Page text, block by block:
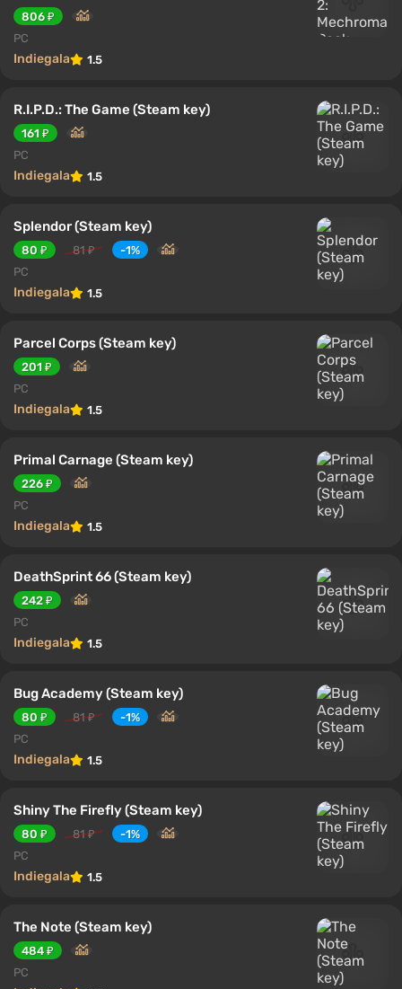
806 ₽
PC
Indiegala 1.5
R.I.P.D.: The Game (Steam key)
161 ₽
PC
Indiegala 1.5
Splendor (Steam key)
80 ₽ 81 ₽
-1%
PC
Indiegala 1.5
Parcel Corps (Steam key)
201 ₽
PC
Indiegala 1.5
Primal Carnage (Steam key)
226 ₽
PC
Indiegala 1.5
DeathSprint 66 (Steam key)
242 ₽
PC
Indiegala 1.5
Bug Academy (Steam key)
80 ₽ 81 ₽
-1%
PC
Indiegala 1.5
Shiny The Firefly (Steam key)
80 ₽ 81 ₽
-1%
PC
Indiegala 1.5
The Note (Steam key)
484 ₽
PC